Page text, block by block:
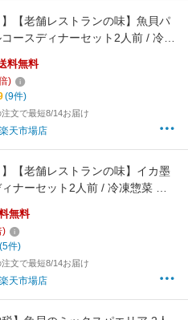
】【老舗レストランの味】魚貝パ
ースディナーセット2人前 / 冷凍
フルコース料理 レストランの
料無料
)
(9件)
文で最短8/14お届け
天市場店
】【老舗レストランの味】イカ墨
ナーセット2人前 / 冷凍惣菜 ス
ィナー コース料理 お取り寄
ナー お得なセット レストラ
寄せ
無料
)
(5件)
文で最短8/14お届け
天市場店